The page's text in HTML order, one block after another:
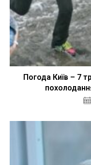
Погода Київ – 7